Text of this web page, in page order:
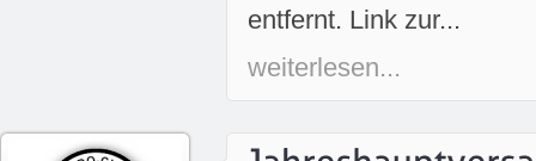
entfernt. Link zur...
weiterlesen...